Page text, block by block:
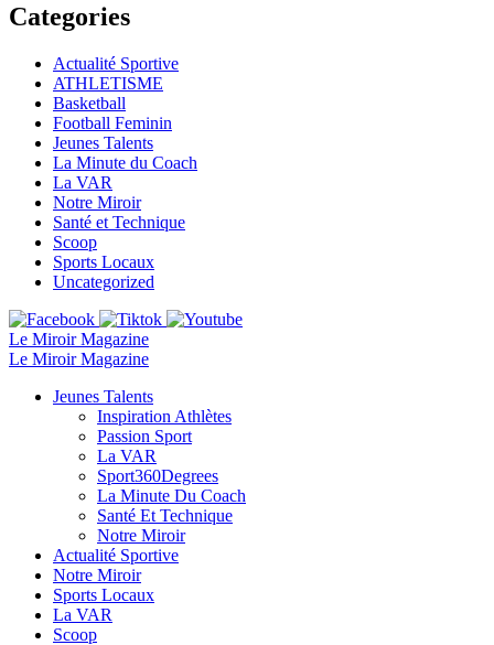
Categories
Actualité Sportive
ATHLETISME
Basketball
Football Feminin
Jeunes Talents
La Minute du Coach
La VAR
Notre Miroir
Santé et Technique
Scoop
Sports Locaux
Uncategorized
Le Miroir Magazine
Le Miroir Magazine
Jeunes Talents
Inspiration Athlètes
Passion Sport
La VAR
Sport360Degrees
La Minute Du Coach
Santé Et Technique
Notre Miroir
Actualité Sportive
Notre Miroir
Sports Locaux
La VAR
Scoop